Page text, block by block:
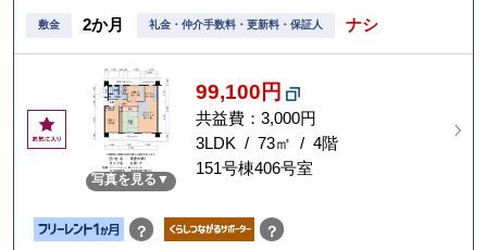
敷金 2か月 礼金・仲介手数料・更新料・保証人 ナシ
お
気
写真を見る
99,100円
共益費：3,000円
3LDK / 73㎡ / 4階
151号棟406号室
？ ？